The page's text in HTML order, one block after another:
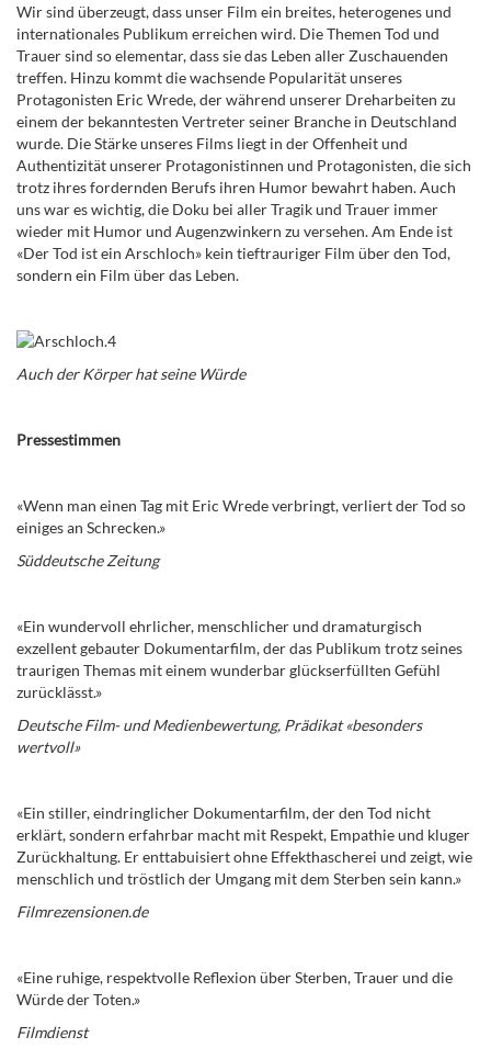
Wir sind überzeugt, dass unser Film ein breites, heterogenes und
internationales Publikum erreichen wird. Die Themen Tod und
Trauer sind so elementar, dass sie das Leben aller Zuschauenden
treffen. Hinzu kommt die wachsende Popularität unseres
Protagonisten Eric Wrede, der während unserer Dreharbeiten zu
einem der bekanntesten Vertreter seiner Branche in Deutschland
wurde. Die Stärke unseres Films liegt in der Offenheit und
Authentizität unserer Protagonistinnen und Protagonisten, die sich
trotz ihres fordernden Berufs ihren Humor bewahrt haben. Auch
uns war es wichtig, die Doku bei aller Tragik und Trauer immer
wieder mit Humor und Augenzwinkern zu versehen. Am Ende ist
«Der Tod ist ein Arschloch» kein tieftrauriger Film über den Tod,
sondern ein Film über das Leben.
Auch der Körper hat seine Würde
Pressestimmen
«Wenn man einen Tag mit Eric Wrede verbringt, verliert der Tod so
einiges an Schrecken.»
Süddeutsche Zeitung
«Ein wundervoll ehrlicher, menschlicher und dramaturgisch
exzellent gebauter Dokumentarfilm, der das Publikum trotz seines
traurigen Themas mit einem wunderbar glückserfüllten Gefühl
zurücklässt.»
Deutsche Film- und Medienbewertung, Prädikat «besonders
wertvoll»
«Ein stiller, eindringlicher Dokumentarfilm, der den Tod nicht
erklärt, sondern erfahrbar macht mit Respekt, Empathie und kluger
Zurückhaltung. Er enttabuisiert ohne Effekthascherei und zeigt, wie
menschlich und tröstlich der Umgang mit dem Sterben sein kann.»
Filmrezensionen.de
«Eine ruhige, respektvolle Reflexion über Sterben, Trauer und die
Würde der Toten.»
Filmdienst